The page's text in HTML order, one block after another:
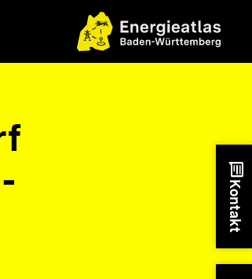
chat
Kontakt